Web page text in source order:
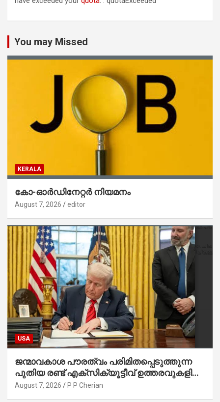
You may Missed
KERALA
കോ-ഓർഡിനേറ്റർ നിയമനം
August 7, 2026 editor
USA
ജന്മാവകാശ പൗരത്വം പരിമിതപ്പെടുത്തുന്ന
പുതിയ രണ്ട് എക്സിക്യൂട്ടീവ് ഉത്തരവുകളിൽ
ട്രംപ് ഒപ്പുവെച്ചു
August 7, 2026 P P Cherian